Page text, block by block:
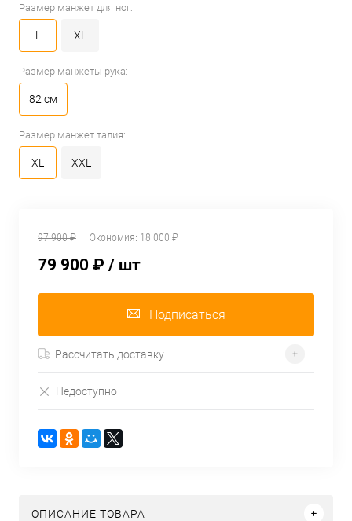
Размер манжет для ног:
L XL
Размер манжеты рука:
82 см
Размер манжет талия:
XL XXL
97 900 ₽ Экономия: 18 000 ₽
79 900 ₽ / шт
Подписаться
Рассчитать доставку
Недоступно
ОПИСАНИЕ ТОВАРА